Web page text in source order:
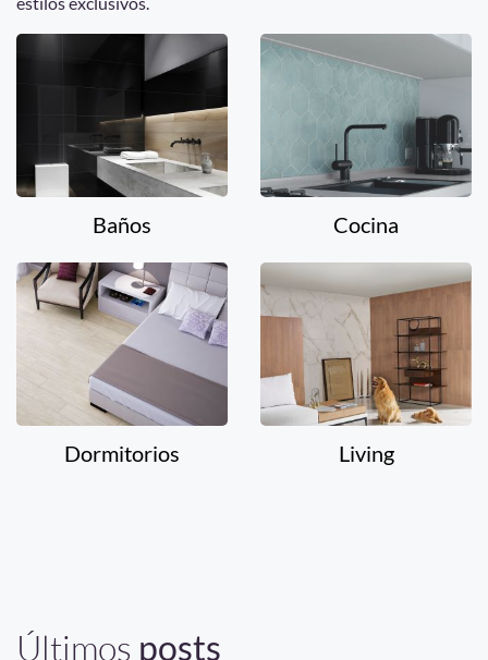
Baños Cocina
Dormitorios Living
Últimos posts